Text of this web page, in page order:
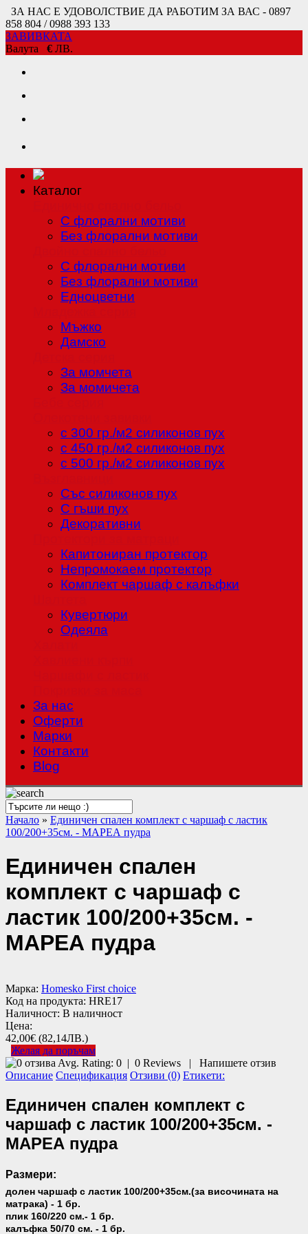
ЗА НАС Е УДОВОЛСТВИЕ ДА РАБОТИМ ЗА ВАС - 0897
858 804 / 0988 393 133
ЗАВИВКАТА
Валута € ЛВ.
Каталог
С флорални мотиви
Без флорални мотиви
С флорални мотиви
Без флорални мотиви
Едноцветни
Мъжко
Дамско
За момчета
За момичета
с 300 гр./м2 силиконов пух
с 450 гр./м2 силиконов пух
с 500 гр./м2 силиконов пух
Със силиконов пух
С гъши пух
Декоративни
Капитониран протектор
Непромокаем протектор
Комплект чаршаф с калъфки
Кувертюри
Одеяла
За нас
Оферти
Mарки
Контакти
Blog
Начало » Единичен спален комплект с чаршаф с ластик
100/200+35см. - МАРЕА пудра
Единичен спален
комплект с чаршаф с
ластик 100/200+35см. -
МАРЕА пудра
Марка: Homesko First choice
Код на продукта: HRE17
Наличност: В наличност
Цена:
42,00€ (82,14ЛВ.)
Желая да поръчам
Avg. Rating: 0 | 0 Reviews | Напишете отзив
Описание Спецификация Отзиви (0) Етикети:
Единичен спален комплект с
чаршаф с ластик 100/200+35см. -
МАРЕА пудра
Размери:
долен чаршаф с ластик 100/200+35см.(за височината на
матрака) - 1 бр.
плик 160/220 см.- 1 бр.
калъфка 50/70 см. - 1 бр.